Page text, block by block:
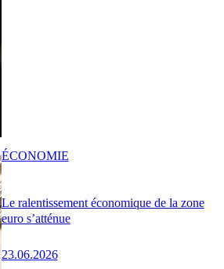
Le ralentissement économique de la zone
euro s’atténue
23.06.2026
ÉCONOMIE